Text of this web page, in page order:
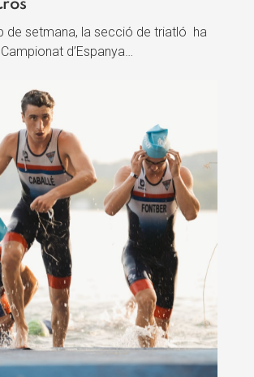
de setmana, la secció de triatló ha
d’Espanya…